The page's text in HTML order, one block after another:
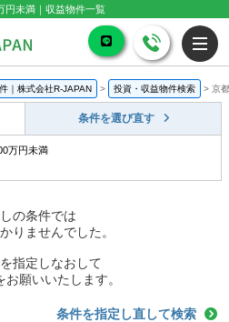
円未満｜収益物件一覧
｜株式会社R-JAPAN > 投資・収益物件検索 > 京
条件を選び直す
万円未満
の条件では
りませんでした。
指定しなおして
願いいたします。
条件を指定し直して検索